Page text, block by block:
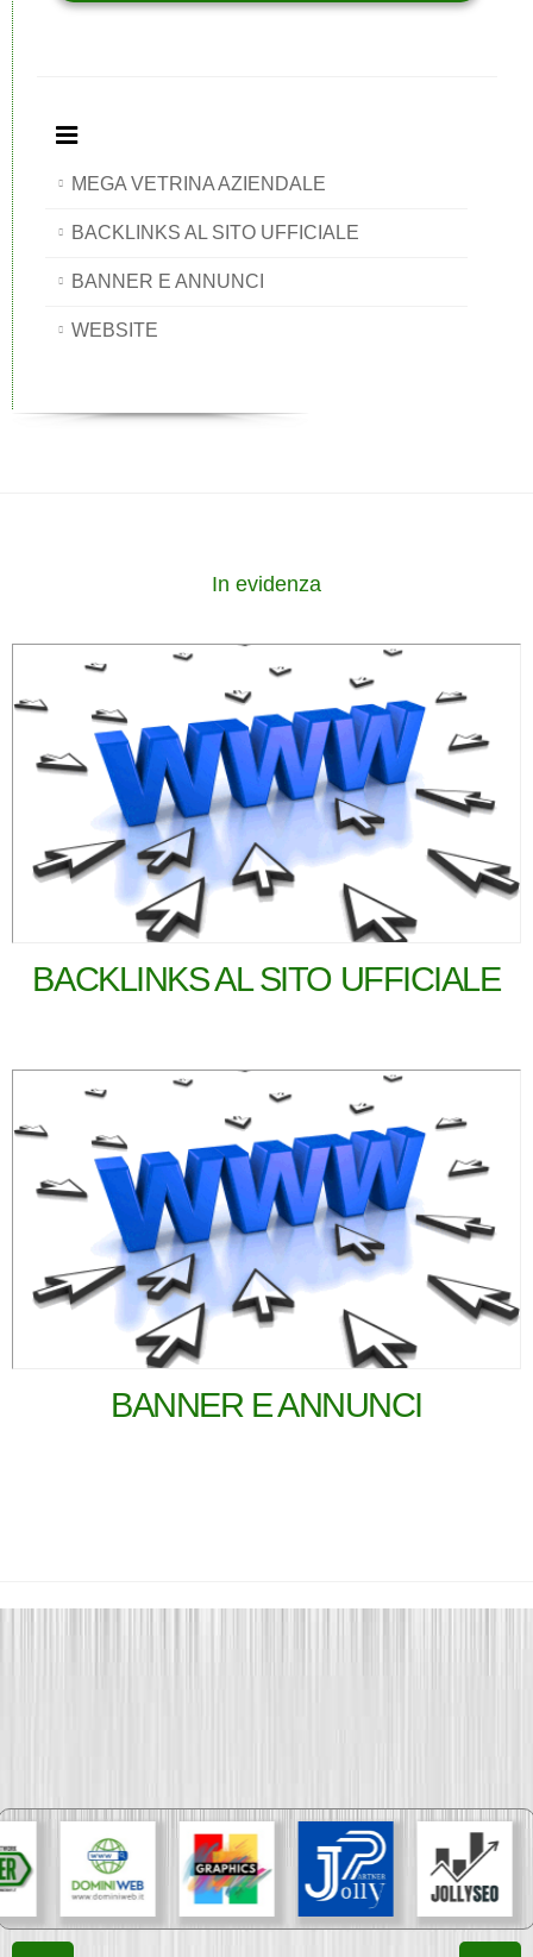
MEGA VETRINA AZIENDALE
BACKLINKS AL SITO UFFICIALE
BANNER E ANNUNCI
WEBSITE
In evidenza
BACKLINKS AL SITO UFFICIALE
BANNER E ANNUNCI